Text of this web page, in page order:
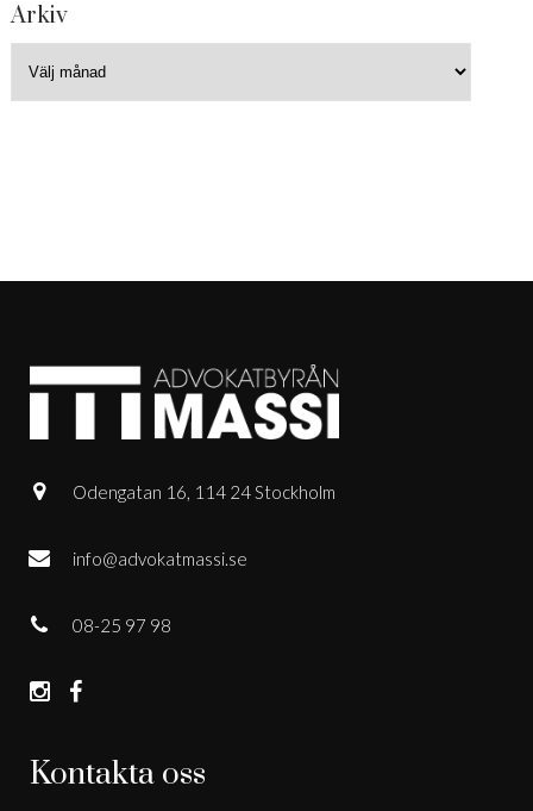
Arkiv
Kontakta oss
Odengatan 16, 114 24 Stockholm
info@advokatmassi.se
08-25 97 98